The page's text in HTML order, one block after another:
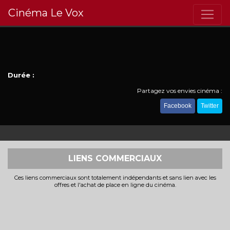
Cinéma Le Vox
Durée :
Partagez vos envies cinéma :
Facebook Twitter
LIENS COMMERCIAUX
Ces liens commerciaux sont totalement indépendants et sans lien avec les
offres et l'achat de place en ligne du cinéma.